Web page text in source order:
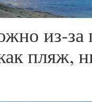
из-за
пляж,